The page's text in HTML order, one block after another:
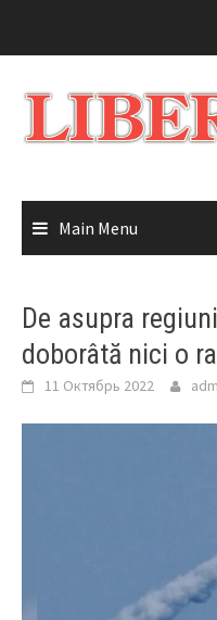
Main Menu
De asupra
doborâtă nici o
11 Октябрь 2022